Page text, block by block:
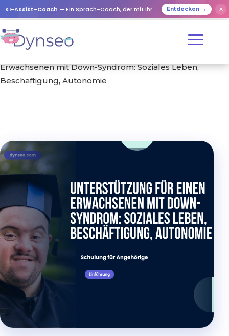
KI-Assist-Coach — Ein Sprach-Coach, der mit Ihren Lieben spielt Entdecken → ✕
Schulungen
Erwachsenen mit Down-Syndrom: Soziales Leben,
Beschäftigung, Autonomie